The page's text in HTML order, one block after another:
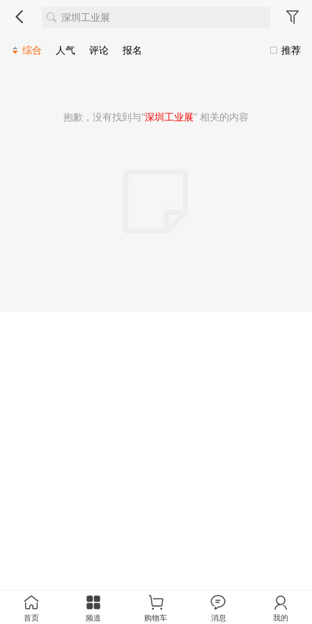
推荐
综合 人气 评论 报名
抱歉，没有找到与“深圳工业展” 相关的内容
首页 频道 购物车 消息 我的